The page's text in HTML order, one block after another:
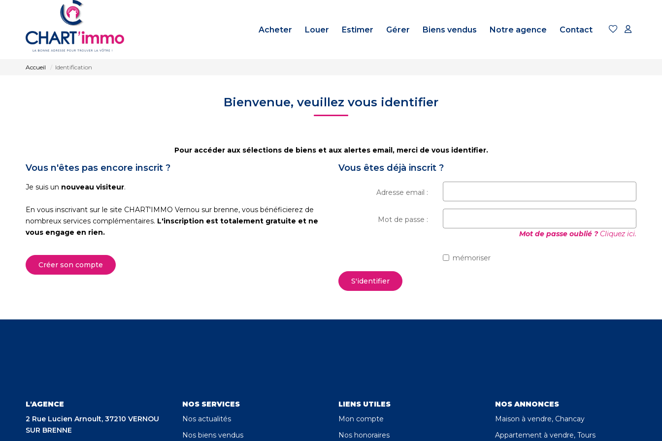
Acheter Louer Estimer Gérer Biens vendus Notre agence Contact
Accueil Identification
Bienvenue, veuillez vous identifier
Pour accéder aux sélections de biens et aux alertes email, merci de vous identifier.
Vous n'êtes pas encore inscrit ?
Je suis un nouveau visiteur.
En vous inscrivant sur le site CHART'IMMO Vernou sur brenne, vous bénéficierez de
nombreux services complémentaires. L'inscription est totalement gratuite et ne
vous engage en rien.
Créer son compte
Vous êtes déjà inscrit ?
Adresse email :
Mot de passe :
Mot de passe oublié ?Cliquez ici.
mémoriser
S'identifier
L'AGENCE
2 Rue Lucien Arnoult, 37210 VERNOU
SUR BRENNE
NOS SERVICES
Nos actualités
Nos biens vendus
LIENS UTILES
Mon compte
Nos honoraires
NOS ANNONCES
Maison à vendre, Chancay
Appartement à vendre, Tours